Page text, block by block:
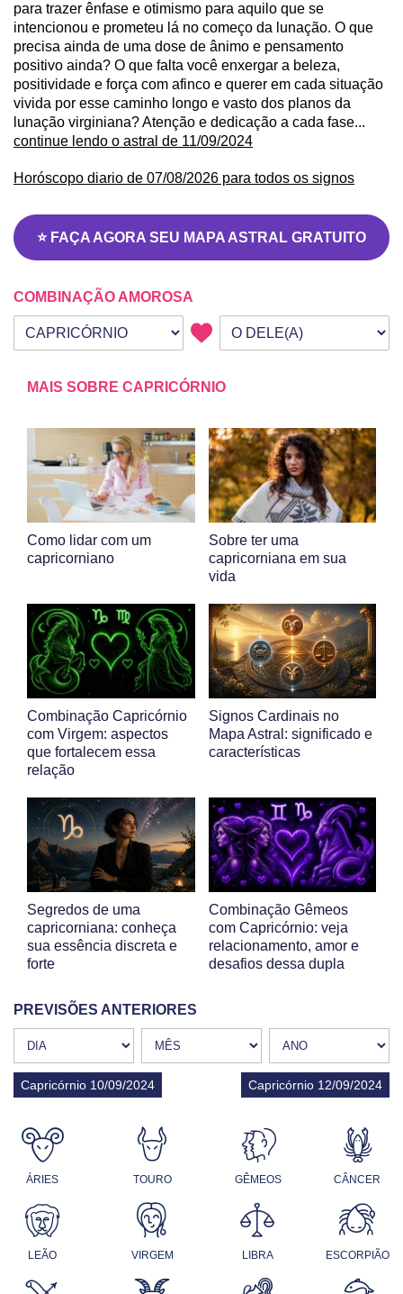
para trazer ênfase e otimismo para aquilo que se
intencionou e prometeu lá no começo da lunação. O que
precisa ainda de uma dose de ânimo e pensamento
positivo ainda? O que falta você enxergar a beleza,
positividade e força com afinco e querer em cada situação
vivida por esse caminho longo e vasto dos planos da
lunação virginiana? Atenção e dedicação a cada fase...
continue lendo o astral de 11/09/2024
Horóscopo diario de 07/08/2026 para todos os signos
⭐ FAÇA AGORA SEU MAPA ASTRAL GRATUITO
COMBINAÇÃO AMOROSA
Seu signo
Signo da outra pessoa
MAIS SOBRE CAPRICÓRNIO
Como lidar com um
capricorniano
Sobre ter uma
capricorniana em sua
vida
Combinação Capricórnio
com Virgem: aspectos
que fortalecem essa
relação
Signos Cardinais no
Mapa Astral: significado e
características
Segredos de uma
capricorniana: conheça
sua essência discreta e
forte
Combinação Gêmeos
com Capricórnio: veja
relacionamento, amor e
desafios dessa dupla
PREVISÕES ANTERIORES
Capricórnio 10/09/2024 Capricórnio 12/09/2024
ÁRIES TOURO GÊMEOS CÂNCER
LEÃO VIRGEM LIBRA ESCORPIÃO